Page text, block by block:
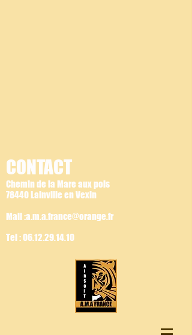
CONTACT
Chemin de la Mare aux pois
78440 Lainville en Vexin
Mail :a.m.a.france@orange.fr
Tel :06.12.29.14.10